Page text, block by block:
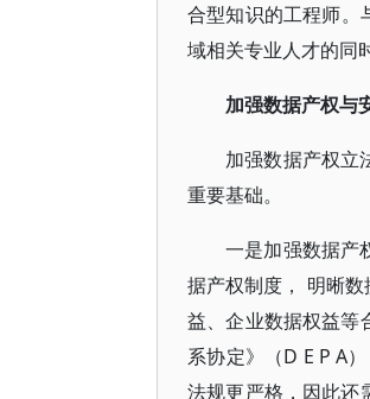
合型知识的工程师。
域相关专业人才的同
加强数据产权与
加强数据产权立
重要基础。
一是加强数据产
据产权制度， 明晰
益、企业数据权益等
系协定》（D E P A
法规更严格，因此还